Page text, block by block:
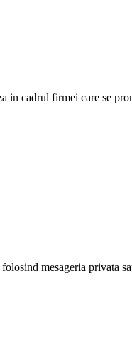
in cadrul firmei care se
mesageria privata